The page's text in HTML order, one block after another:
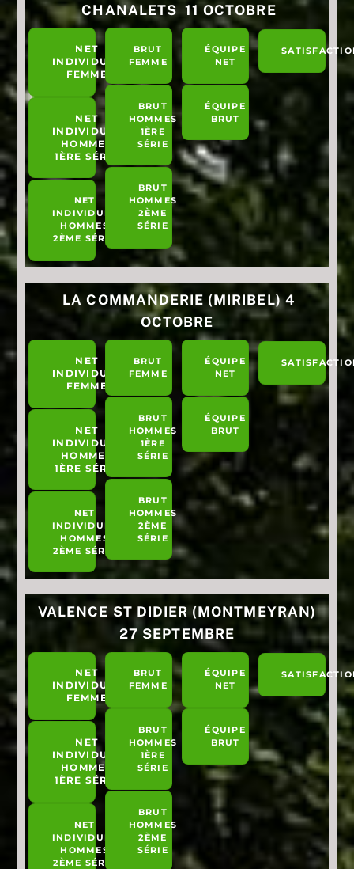
CHANALETS 11 OCTOBRE
NET
INDIVIDUEL
FEMME
NET
INDIVIDUEL
HOMMES
1ÈRE SÉRIE
NET
INDIVIDUEL
HOMMES
2ÈME SÉRIE
BRUT
FEMME
BRUT
HOMMES
1ÈRE
SÉRIE
BRUT
HOMMES
2ÈME
SÉRIE
ÉQUIPE
NET
ÉQUIPE
BRUT
LA COMMANDERIE (MIRIBEL) 4
OCTOBRE
NET
INDIVIDUEL
FEMME
NET
INDIVIDUEL
HOMMES
1ÈRE SÉRIE
NET
INDIVIDUEL
HOMMES
2ÈME SÉRIE
BRUT
FEMME
BRUT
HOMMES
1ÈRE
SÉRIE
BRUT
HOMMES
2ÈME
SÉRIE
ÉQUIPE
NET
ÉQUIPE
BRUT
VALENCE ST DIDIER (MONTMEYRAN)
27 SEPTEMBRE
NET
INDIVIDUEL
FEMME
NET
INDIVIDUEL
HOMMES
1ÈRE SÉRIE
NET
INDIVIDUEL
HOMMES
2ÈME SÉRIE
BRUT
FEMME
BRUT
HOMMES
1ÈRE
SÉRIE
BRUT
HOMMES
2ÈME
SÉRIE
ÉQUIPE
NET
ÉQUIPE
BRUT